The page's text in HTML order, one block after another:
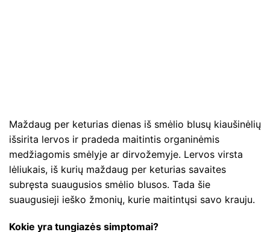
Maždaug per keturias dienas iš smėlio blusų kiaušinėlių
išsirita lervos ir pradeda maitintis organinėmis
medžiagomis smėlyje ar dirvožemyje. Lervos virsta
lėliukais, iš kurių maždaug per keturias savaites
subręsta suaugusios smėlio blusos. Tada šie
suaugusieji ieško žmonių, kurie maitintųsi savo krauju.
Kokie yra tungiazės simptomai?